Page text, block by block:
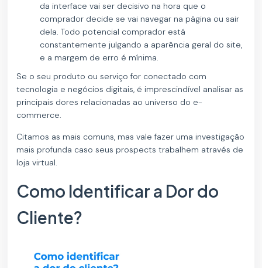
da interface vai ser decisivo na hora que o
comprador decide se vai navegar na página ou sair
dela. Todo potencial comprador está
constantemente julgando a aparência geral do site,
e a margem de erro é mínima.
Se o seu produto ou serviço for conectado com
tecnologia e negócios digitais, é imprescindível analisar as
principais dores relacionadas ao universo do e-
commerce.
Citamos as mais comuns, mas vale fazer uma investigação
mais profunda caso seus prospects trabalhem através de
loja virtual.
Como Identificar a Dor do
Cliente?